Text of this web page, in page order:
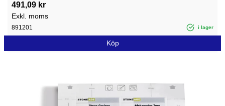
491,09 kr
Exkl. moms
891201 i lager
Köp